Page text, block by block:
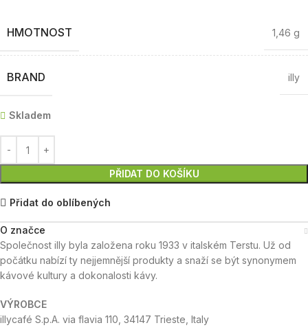
HMOTNOST 1,46 g
BRAND illy
Skladem
PŘIDAT DO KOŠÍKU
Přidat do oblíbených
O značce
Společnost illy byla založena roku 1933 v italském Terstu. Už od
počátku nabízí ty nejjemnější produkty a snaží se být synonymem
kávové kultury a dokonalosti kávy.
VÝROBCE
illycafé S.p.A. via flavia 110, 34147 Trieste, Italy